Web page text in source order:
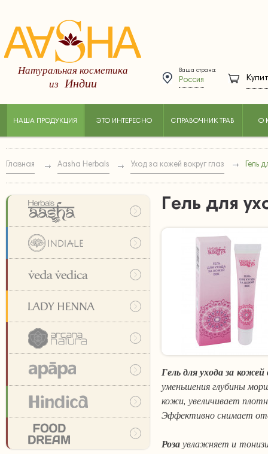
Натуральная косметика
из Индии
Ваша страна:
Россия
НАША ПРОДУКЦИЯ ЭТО ИНТЕРЕСНО СПРАВОЧНИК ТРАВ О
Главная Aasha Herbals Уход за кожей вокруг глаз Гель
Гель для
Гель для ухода за
уменьшения глубины
кожи, увеличивает
Эффективно снимает
Розаувлажняет и